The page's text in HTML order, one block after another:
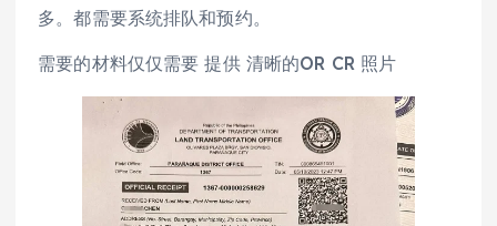
多。都需要系统排队和预约。
需要的材料仅仅需要 提供 清晰的OR CR 照片